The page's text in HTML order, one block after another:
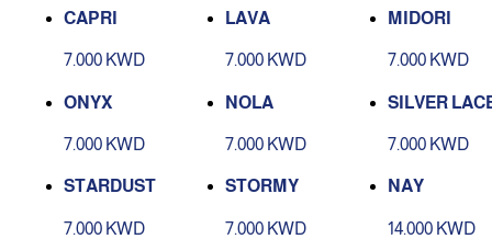
CAPRI
7.000 KWD
LAVA
7.000 KWD
MIDORI
7.000 KWD
ONYX
7.000 KWD
NOLA
7.000 KWD
SILVER
7.000 KWD
STARDUST
7.000 KWD
STORMY
7.000 KWD
NAY
14.000 KWD